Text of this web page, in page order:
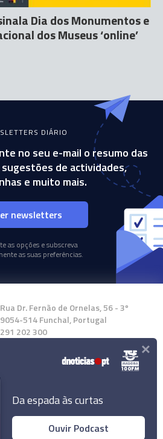
Dia dos Monumentos e
dos Museus ‘online’
DIÁRIO
no seu e-mail o resumo das
de actividades,
e muito mais.
newsletters
as opções e subscreva
as suas preferências.
Rua Dr. Fernão de Ornelas, 56 - 3º
9054-514 Funchal, Portugal
291 202 300
a nossa App
Da espada às curtas
Ouvir Podcast
×